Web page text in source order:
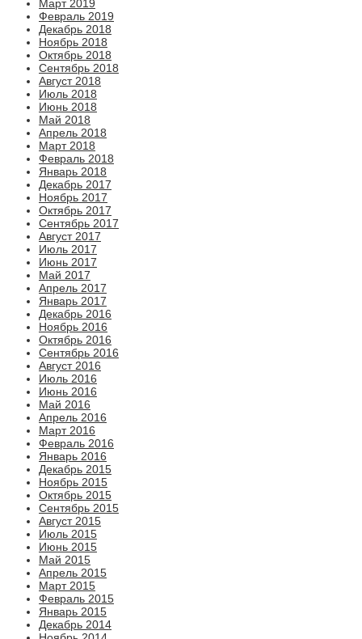
Март 2019
Февраль 2019
Декабрь 2018
Ноябрь 2018
Октябрь 2018
Сентябрь 2018
Август 2018
Июль 2018
Июнь 2018
Май 2018
Апрель 2018
Март 2018
Февраль 2018
Январь 2018
Декабрь 2017
Ноябрь 2017
Октябрь 2017
Сентябрь 2017
Август 2017
Июль 2017
Июнь 2017
Май 2017
Апрель 2017
Январь 2017
Декабрь 2016
Ноябрь 2016
Октябрь 2016
Сентябрь 2016
Август 2016
Июль 2016
Июнь 2016
Май 2016
Апрель 2016
Март 2016
Февраль 2016
Январь 2016
Декабрь 2015
Ноябрь 2015
Октябрь 2015
Сентябрь 2015
Август 2015
Июль 2015
Июнь 2015
Май 2015
Апрель 2015
Март 2015
Февраль 2015
Январь 2015
Декабрь 2014